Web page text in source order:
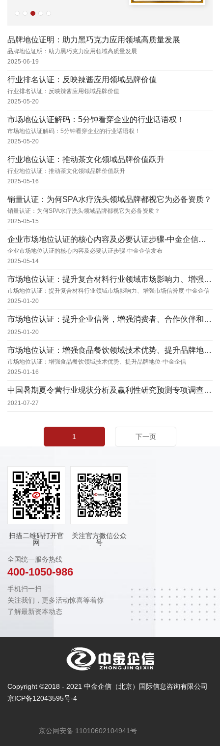
品牌地位证明：助力黑巧克力应用领域高质量发展
品牌地位证明：助力黑巧克力应用领域高质量发展
2025-06-19
行业排名认证：反映辣酱应用领域品牌价值
行业排名认证：反映辣酱应用领域品牌价值
2025-05-20
市场地位认证解码：5分钟看穿企业的行业话语权！
市场地位认证解码：5分钟看穿企业的行业话语权！
2025-05-20
行业地位认证：推动茶文化领域品牌价值跃升
行业地位认证：推动茶文化领域品牌价值跃升
2025-05-16
销量认证：为何SPA水疗洗头领域品牌都视它为必备资质？
销量认证：为何SPA水疗洗头领域品牌都视它为必备资质？
2025-05-15
企业市场地位认证的核心内容及必要认证步骤-中金企信发布
企业市场地位认证的核心内容及必要认证步骤-中金企信发布
2025-05-14
市场地位认证：提升复合材料行业领域市场影响力、增强市场信誉度-中金企信
市场地位认证：提升复合材料行业领域市场影响力、增强市场信誉度-中金企信
2025-01-20
市场地位认证：提升企业信誉，增强消费者、合作伙伴和投资者的信任
2025-01-20
市场地位认证：增强食品餐饮领域技术优势、提升品牌地位-中金企信
市场地位认证：增强食品餐饮领域技术优势、提升品牌地位-中金企信
2025-01-16
中国暑期夏令营行业现状分析及赢利性研究预测专项调查报告
2021-07-27
1 下一页
扫描二维码打开官
网
关注官方微信公众
号
全国统一服务热线
400-1050-986
手机扫一扫
关注我们，更多活动惊喜等着你
了解最新资本动态
Copyright ©2018 - 2021 中金企信（北京）国际信息咨询有限公司
京ICP备12043595号-4
京公网安备 11010602104941号